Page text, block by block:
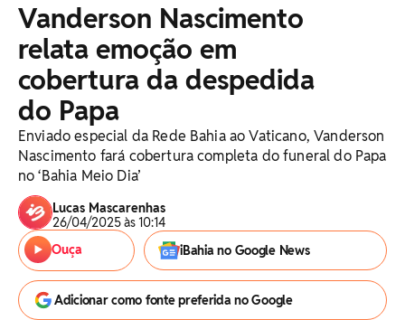
Vanderson Nascimento
relata emoção em
cobertura da despedida
do Papa
Enviado especial da Rede Bahia ao Vaticano, Vanderson
Nascimento fará cobertura completa do funeral do Papa
no ‘Bahia Meio Dia’
Lucas Mascarenhas
26/04/2025 às 10:14
Ouça
iBahia no Google News
Adicionar como fonte preferida no Google